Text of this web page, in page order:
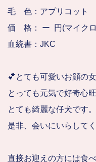
毛　色：アプリコット
価　格： ー  円(マイク
血統書：JKC
💕とても可愛いお顔の
とっても元気で好奇心
とても綺麗な仔犬です
是非、会いにいらして
直接お迎えの方には食